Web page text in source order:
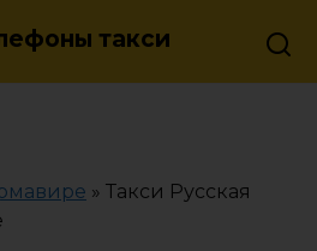
такси
» Такси Русская